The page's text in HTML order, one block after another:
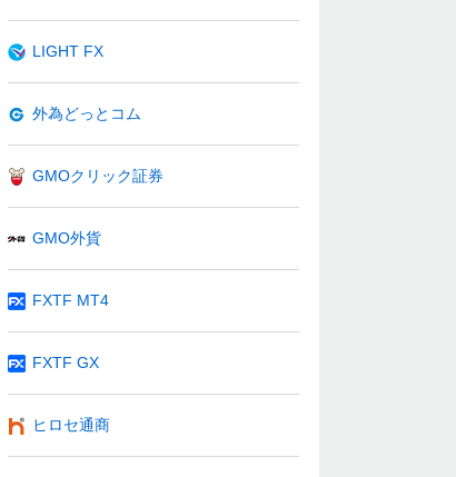
LIGHT FX
外為どっとコム
GMOクリック証券
GMO外貨
FXTF MT4
FXTF GX
ヒロセ通商